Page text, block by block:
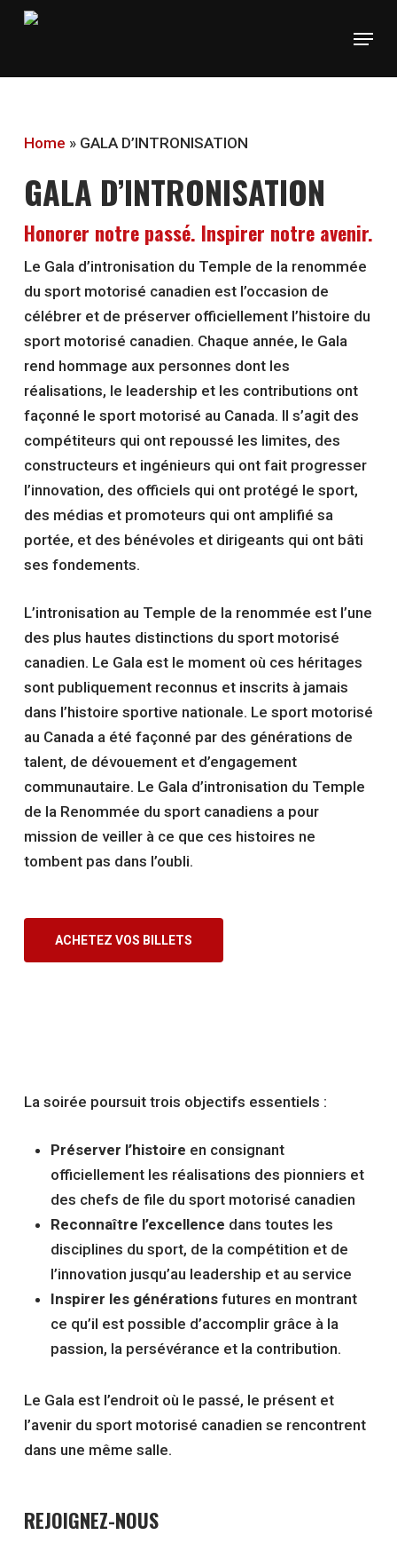
Skip
Menu
Home » GALA D’INTRONISATION
GALA D’INTRONISATION
Honorer notre passé. Inspirer notre avenir.
Le Gala d’intronisation du Temple de la renommée
du sport motorisé canadien est l’occasion de
célébrer et de préserver officiellement l’histoire du
sport motorisé canadien. Chaque année, le Gala
rend hommage aux personnes dont les
réalisations, le leadership et les contributions ont
façonné le sport motorisé au Canada. Il s’agit des
compétiteurs qui ont repoussé les limites, des
constructeurs et ingénieurs qui ont fait progresser
l’innovation, des officiels qui ont protégé le sport,
des médias et promoteurs qui ont amplifié sa
portée, et des bénévoles et dirigeants qui ont bâti
ses fondements.
L’intronisation au Temple de la renommée est l’une
des plus hautes distinctions du sport motorisé
canadien. Le Gala est le moment où ces héritages
sont publiquement reconnus et inscrits à jamais
dans l’histoire sportive nationale. Le sport motorisé
au Canada a été façonné par des générations de
talent, de dévouement et d’engagement
communautaire. Le Gala d’intronisation du Temple
de la Renommée du sport canadiens a pour
mission de veiller à ce que ces histoires ne
tombent pas dans l’oubli.
ACHETEZ VOS BILLETS
La soirée poursuit trois objectifs essentiels :
Préserver l’histoire en consignant
officiellement les réalisations des pionniers et
des chefs de file du sport motorisé canadien
Reconnaître l’excellence dans toutes les
disciplines du sport, de la compétition et de
l’innovation jusqu’au leadership et au service
Inspirer les générationsfutures en montrant
ce qu’il est possible d’accomplir grâce à la
passion, la persévérance et la contribution.
Le Gala est l’endroit où le passé, le présent et
l’avenir du sport motorisé canadien se rencontrent
dans une même salle.
REJOIGNEZ-NOUS